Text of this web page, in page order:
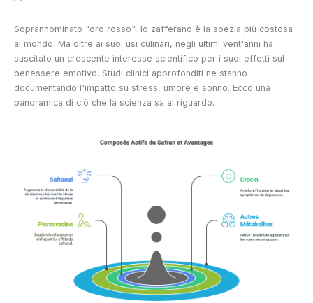
Soprannominato "oro rosso", lo zafferano è la spezia più costosa
al mondo. Ma oltre ai suoi usi culinari, negli ultimi vent'anni ha
suscitato un crescente interesse scientifico per i suoi effetti sul
benessere emotivo. Studi clinici approfonditi ne stanno
documentando l'impatto su stress, umore e sonno. Ecco una
panoramica di ciò che la scienza sa al riguardo.